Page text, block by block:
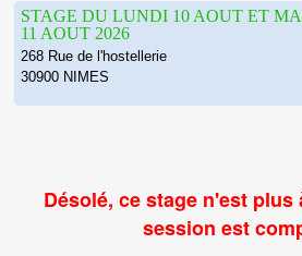
STAGE DU LUNDI 10 AOUT ET
11 AOUT 2026
268 Rue de l'hostellerie
30900 NIMES
Désolé, ce stage n'est plus
session est